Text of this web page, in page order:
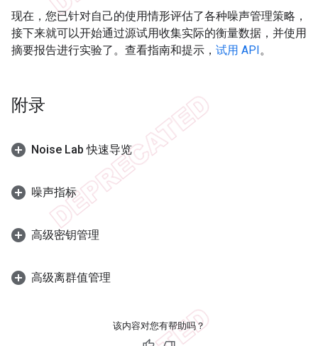
现在，您已针对自己的使用情形评估了各种噪声管理策略，
接下来就可以开始通过源试用收集实际的衡量数据，并使用
摘要报告进行实验了。查看指南和提示， 试用 API。
附录
Noise Lab 快速导览
噪声指标
高级密钥管理
高级离群值管理
该内容对您有帮助吗？